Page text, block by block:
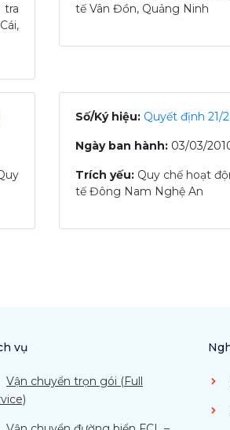
tế Vân Đồn, Quảng Ninh
Số/Ký hiệu: Quyết định 21/
Ngày ban hành: 03/03/
Trích yếu: Quy chế hoạt
tế Đông Nam Nghệ An
vụ
Vận chuyển trọn gói (Full